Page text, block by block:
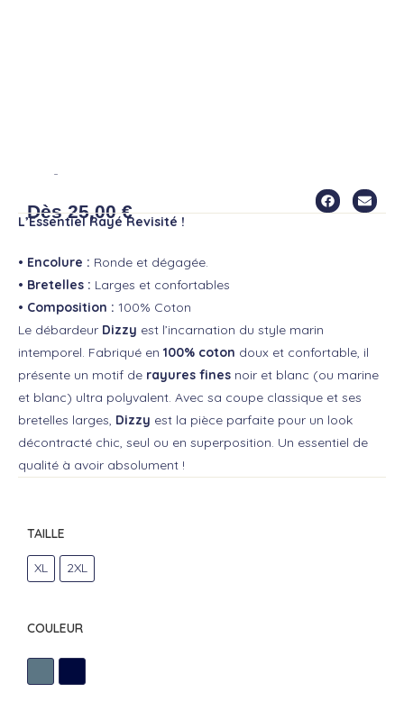
Dès25,00€
L’Essentiel Rayé Revisité !
• Encolure : Ronde et dégagée.
• Bretelles : Larges et confortables
• Composition : 100% Coton
Le débardeur Dizzy est l’incarnation du style marin
intemporel. Fabriqué en 100% coton doux et confortable, il
présente un motif de rayures fines noir et blanc (ou marine
et blanc) ultra polyvalent. Avec sa coupe classique et ses
bretelles larges, Dizzy est la pièce parfaite pour un look
décontracté chic, seul ou en superposition. Un essentiel de
qualité à avoir absolument !
TAILLE
XL 2XL
COULEUR
B/G MARINE